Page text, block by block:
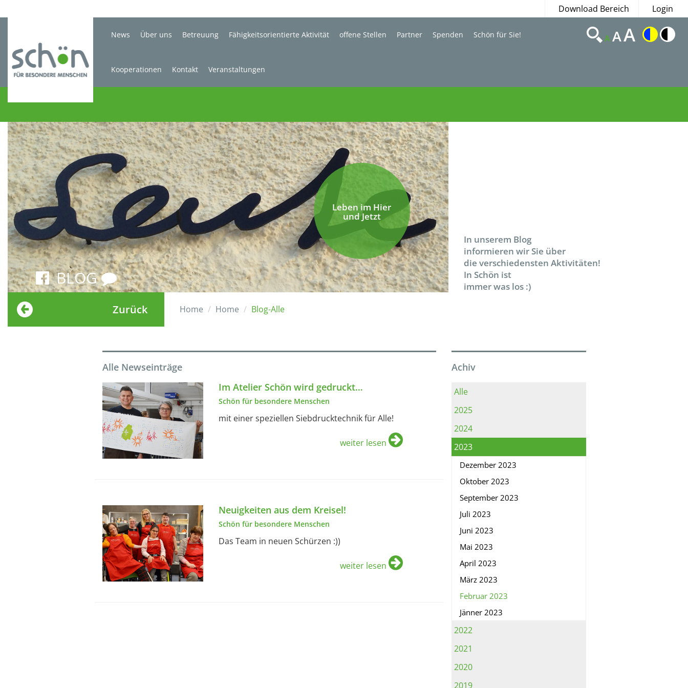
Download Bereich Login
News Über uns Betreuung Fähigkeitsorientierte Aktivität offene Stellen Partner Spenden Schön für Sie!
Kooperationen Kontakt Veranstaltungen
AAA
Leben im Hier
und Jetzt
BLOG
In unserem Blog
informieren wir Sie über
die verschiedensten Aktivitäten!
In Schön ist
immer was los :)
Zurück Home Home Blog-Alle
Achiv
Alle
2025
2024
2023
Dezember 2023
Oktober 2023
September 2023
Juli 2023
Juni 2023
Mai 2023
April 2023
März 2023
Februar 2023
Jänner 2023
2022
2021
2020
2019
Alle Newseinträge
Im Atelier Schön wird gedruckt…
Schön für besondere Menschen
mit einer speziellen Siebdrucktechnik für Alle!
weiter lesen
Neuigkeiten aus dem Kreisel!
Schön für besondere Menschen
Das Team in neuen Schürzen :))
weiter lesen